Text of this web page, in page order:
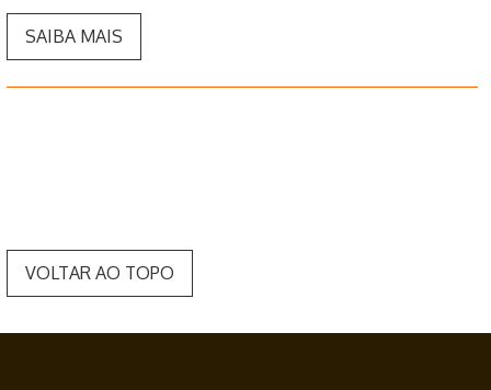
SAIBA MAIS
VOLTAR AO TOPO